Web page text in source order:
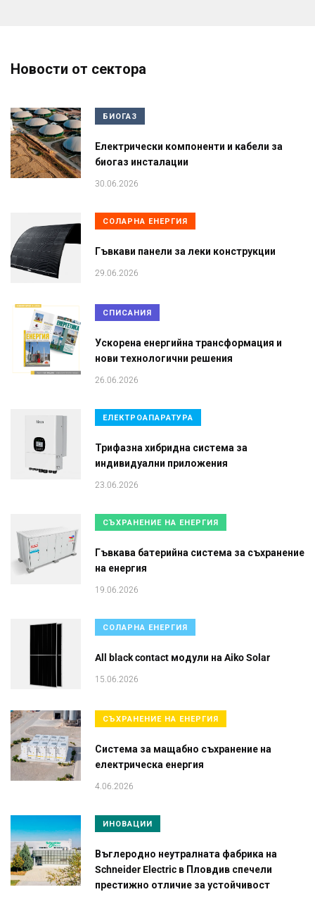
Новости от сектора
БИОГАЗ
Електрически компоненти и кабели за
биогаз инсталации
30.06.2026
СОЛАРНА ЕНЕРГИЯ
Гъвкави панели за леки конструкции
29.06.2026
СПИСАНИЯ
Ускорена енергийна трансформация и
нови технологични решения
26.06.2026
ЕЛЕКТРОАПАРАТУРА
Трифазна хибридна система за
индивидуални приложения
23.06.2026
СЪХРАНЕНИЕ НА ЕНЕРГИЯ
Гъвкава батерийна система за съхранение
на енергия
19.06.2026
СОЛАРНА ЕНЕРГИЯ
All black contact модули на Aiko Solar
15.06.2026
СЪХРАНЕНИЕ НА ЕНЕРГИЯ
Система за мащабно съхранение на
електрическа енергия
4.06.2026
ИНОВАЦИИ
Въглеродно неутралната фабрика на
Schneider Electric в Пловдив спечели
престижно отличие за устойчивост